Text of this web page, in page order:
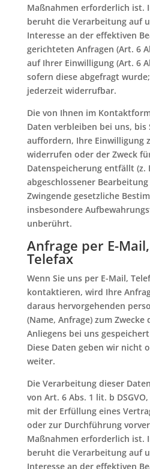
Maßnahmen erforderlich ist.
beruht die Verarbeitung auf
Interesse an der effektiven
gerichteten Anfragen (Art. 6
auf Ihrer Einwilligung (Art. 6
sofern diese abgefragt
jederzeit widerrufbar.
Die von Ihnen im
Daten verbleiben bei uns, bis
auffordern, Ihre Einwilligung
widerrufen oder der Zweck
Datenspeicherung entfällt (z.
abgeschlossener
Zwingende gesetzliche
insbesondere
unberührt.
Anfrage per E-
Telefax
Wenn Sie uns per E-Mail,
kontaktieren, wird Ihre
daraus hervorgehenden
(Name, Anfrage) zum
Anliegens bei uns
Diese Daten geben wir nicht
weiter.
Die Verarbeitung dieser
von Art. 6 Abs. 1 lit. b
mit der Erfüllung eines
oder zur Durchführung
Maßnahmen erforderlich ist.
beruht die Verarbeitung auf
Interesse an der effektiven